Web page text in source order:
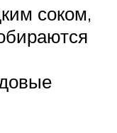
соком,